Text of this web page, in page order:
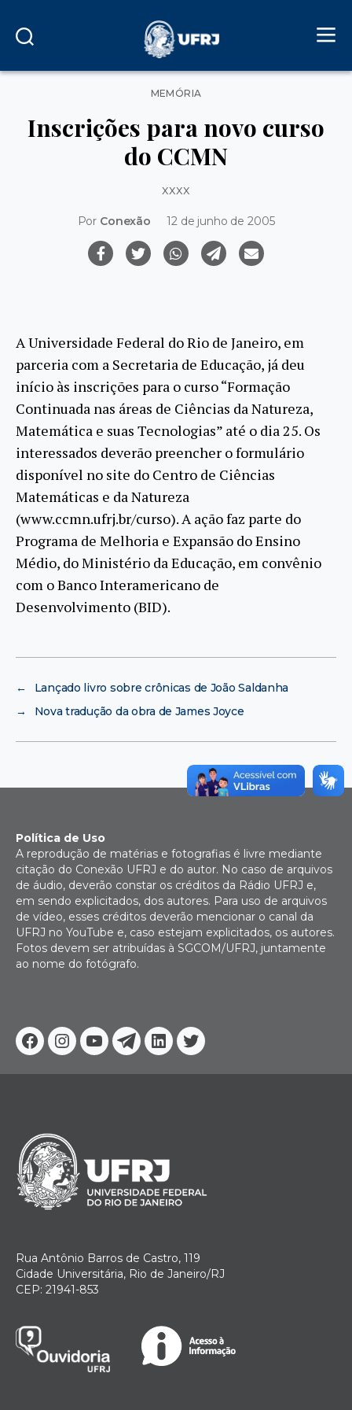
Categorias
MEMÓRIA
Inscrições para novo curso
do CCMN
xxxx
Por Conexão 12 de junho de 2005
A Universidade Federal do Rio de Janeiro, em
parceria com a Secretaria de Educação, já deu
início às inscrições para o curso “Formação
Continuada nas áreas de Ciências da Natureza,
Matemática e suas Tecnologias” até o dia 25. Os
interessados deverão preencher o formulário
disponível no site do Centro de Ciências
Matemáticas e da Natureza
(www.ccmn.ufrj.br/curso). A ação faz parte do
Programa de Melhoria e Expansão do Ensino
Médio, do Ministério da Educação, em convênio
com o Banco Interamericano de
Desenvolvimento (BID).
←
Lançado livro sobre crônicas de João Saldanha
→
Nova tradução da obra de James Joyce
Facebook
Instagram
YoutubeTelegram
Linkedin
Twitter
Política de Uso
A reprodução de matérias e fotografias é livre mediante
citação do Conexão UFRJ e do autor. No caso de arquivos
de áudio, deverão constar os créditos da Rádio UFRJ e,
em sendo explicitados, dos autores. Para uso de arquivos
de vídeo, esses créditos deverão mencionar o canal da
UFRJ no YouTube e, caso estejam explicitados, os autores.
Fotos devem ser atribuídas à SGCOM/UFRJ, juntamente
ao nome do fotógrafo.
Rua Antônio Barros de Castro, 119
Cidade Universitária, Rio de Janeiro/RJ
CEP: 21941-853